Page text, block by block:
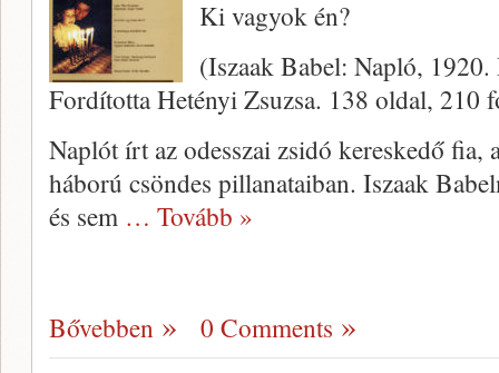
Ki vagyok én?
(Iszaak Babel: Napló,
Fordította Hetényi Zsuzsa. 138 oldal, 210
Naplót írt az odesszai zsidó kereskedő fia,
háború csöndes pillanataiban. Iszaak
és sem … Tovább »
Bővebben 0 Comments